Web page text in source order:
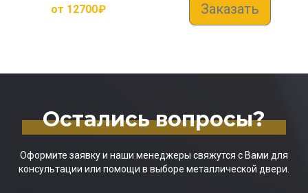
от 12700₽ Заказать
Остались вопросы?
Оформите заявку и наши менеджеры свяжутся с Вами для
консультации или помощи в выборе металлической двери.